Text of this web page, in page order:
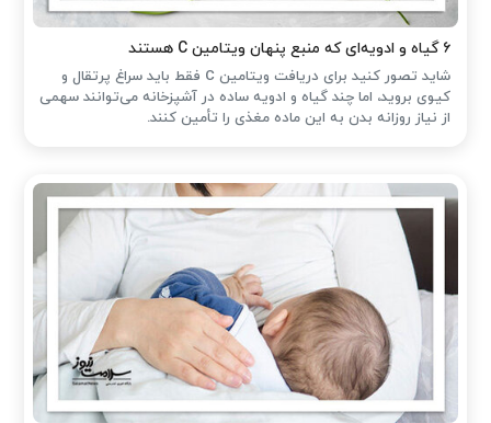
۶ گیاه و ادویه‌ای که منبع پنهان ویتامین C هستند
شاید تصور کنید برای دریافت ویتامین C فقط باید سراغ پرتقال و
کیوی بروید، اما چند گیاه و ادویه ساده در آشپزخانه می‌توانند سهمی
از نیاز روزانه بدن به این ماده مغذی را تأمین کنند.